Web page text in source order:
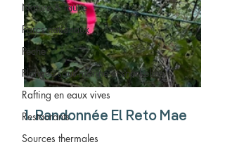
Nature & faune
Parcs nationaux
Pêche
Plongée sous-marine et snorkeling
Rafting en eaux vives
Restaurants
Sources thermales
1. Randonnée El Reto Mae